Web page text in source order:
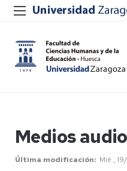
Medios
Última modificación Mié ,